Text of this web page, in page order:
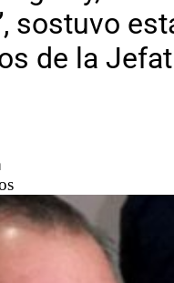
sostuvo
de la